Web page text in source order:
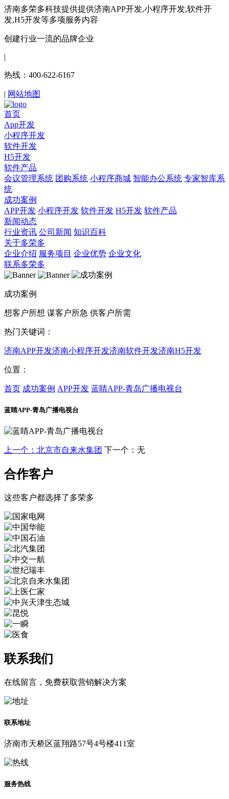
济南多荣多科技提供提供济南APP开发,小程序开发,软件开
发,H5开发等多项服务内容
创建行业一流的品牌企业
|
热线：400-622-6167
| 网站地图
首页
App开发
小程序开发
软件开发
H5开发
软件产品
会议管理系统 团购系统 小程序商城 智能办公系统 专家智库系
统
成功案例
APP开发 小程序开发 软件开发 H5开发 软件产品
新闻动态
行业资讯 公司新闻 知识百科
关于多荣多
企业介绍 服务项目 企业优势 企业文化
联系多荣多
成功案例
想客户所想 谋客户所急 供客户所需
热门关键词：
济南APP开发济南小程序开发济南软件开发济南H5开发
位置：
首页 成功案例 APP开发 蓝睛APP-青岛广播电视台
蓝睛APP-青岛广播电视台
上一个：北京市自来水集团 下一个：无
合作客户
这些客户都选择了多荣多
联系我们
在线留言，免费获取营销解决方案
联系地址
济南市天桥区蓝翔路57号4号楼411室
服务热线